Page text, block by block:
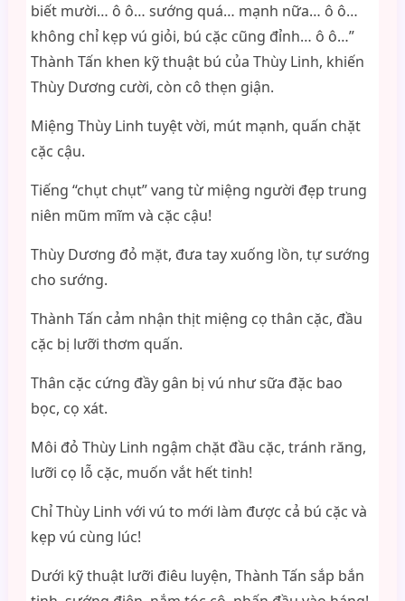
biết mười… ô ô… sướng quá… mạnh nữa… ô ô…
không chỉ kẹp vú giỏi, bú cặc cũng đỉnh… ô ô…”
Thành Tấn khen kỹ thuật bú của Thùy Linh, khiến
Thùy Dương cười, còn cô thẹn giận.
Miệng Thùy Linh tuyệt vời, mút mạnh, quấn chặt
cặc cậu.
Tiếng “chụt chụt” vang từ miệng người đẹp trung
niên mũm mĩm và cặc cậu!
Thùy Dương đỏ mặt, đưa tay xuống lồn, tự sướng
cho sướng.
Thành Tấn cảm nhận thịt miệng cọ thân cặc, đầu
cặc bị lưỡi thơm quấn.
Thân cặc cứng đầy gân bị vú như sữa đặc bao
bọc, cọ xát.
Môi đỏ Thùy Linh ngậm chặt đầu cặc, tránh răng,
lưỡi cọ lỗ cặc, muốn vắt hết tinh!
Chỉ Thùy Linh với vú to mới làm được cả bú cặc và
kẹp vú cùng lúc!
Dưới kỹ thuật lưỡi điêu luyện, Thành Tấn sắp bắn